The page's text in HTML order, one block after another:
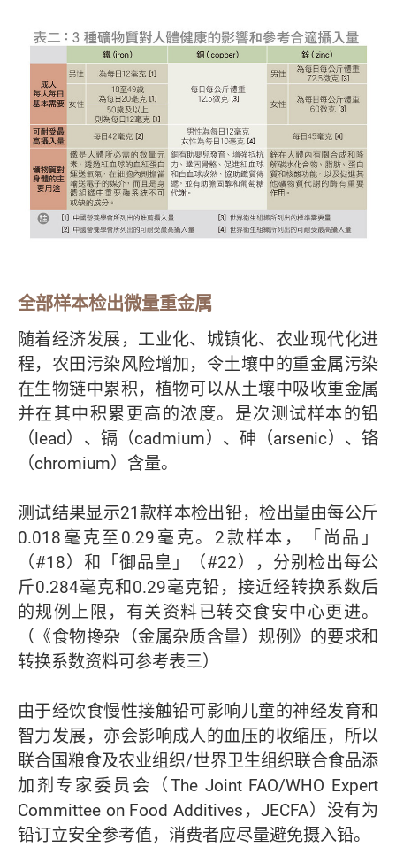
全部样本检出微量重金属
随着经济发展，工业化、城镇化、农业现代化进
程，农田污染风险增加，令土壤中的重金属污染
在生物链中累积，植物可以从土壤中吸收重金属
并在其中积累更高的浓度。是次测试样本的铅
（lead）、镉（cadmium）、砷（arsenic）、铬
（chromium）含量。
测试结果显示21款样本检出铅，检出量由每公斤
0.018毫克至0.29毫克。2款样本，「尚品」
（#18）和「御品皇」（#22），分别检出每公
斤0.284毫克和0.29毫克铅，接近经转换系数后
的规例上限，有关资料已转交食安中心更进。
（《食物搀杂（金属杂质含量）规例》的要求和
转换系数资料可参考表三）
由于经饮食慢性接触铅可影响儿童的神经发育和
智力发展，亦会影响成人的血压的收缩压，所以
联合国粮食及农业组织/世界卫生组织联合食品添
加剂专家委员会（The Joint FAO/WHO Expert
Committee on Food Additives，JECFA）没有为
铅订立安全参考值，消费者应尽量避免摄入铅。